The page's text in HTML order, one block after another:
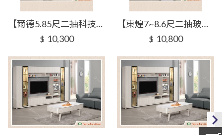
【爾德5.85尺二抽科技石電視櫃】【2025-J331-3】【添興家具】
$ 10,300
【東煌7~8.6尺二抽玻璃伸縮電視櫃】【2025-J332-2】【添興家具】
$ 10,800